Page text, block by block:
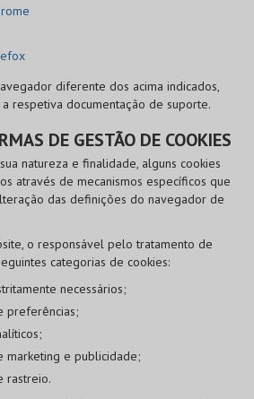
diferente dos acima indicados,
respetiva documentação de suporte.
DE GESTÃO DE COOKIES
natureza e finalidade, alguns cookies
através de mecanismos específicos que
das definições do navegador de
o responsável pelo tratamento de
categorias de cookies:
necessários;
preferências;
marketing e publicidade;
rastreio.